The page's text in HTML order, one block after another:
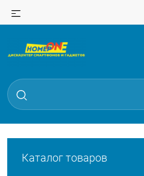
Каталог товаров